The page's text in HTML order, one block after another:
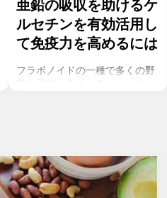
亜鉛の吸収を助けるケ
ルセチンを有効活用し
て免疫力を高めるには
フラボノイドの一種で多くの野
菜や果物に含まれるケルセチ
まれるケルセチンが、血中コレ
ステロールを値を抑え心臓病の
リスクを軽減するということを